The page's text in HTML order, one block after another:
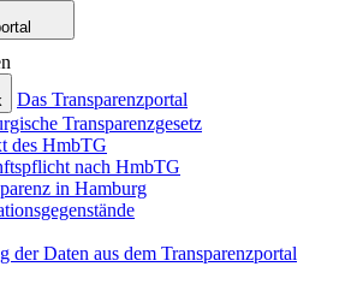
Das Transparenzportal
Transparenzgesetz
des HmbTG
nach HmbTG
in Hamburg
der Daten aus dem Transparenzportal